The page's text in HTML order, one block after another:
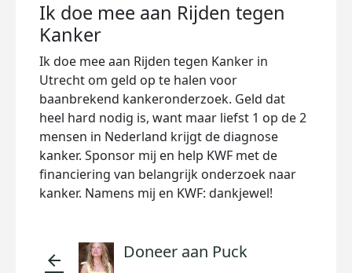
Ik doe mee aan Rijden tegen
Kanker
Ik doe mee aan Rijden tegen Kanker in
Utrecht om geld op te halen voor
baanbrekend kankeronderzoek. Geld dat
heel hard nodig is, want maar liefst 1 op de 2
mensen in Nederland krijgt de diagnose
kanker. Sponsor mij en help KWF met de
financiering van belangrijk onderzoek naar
kanker. Namens mij en KWF: dankjewel!
arrow_back Doneer aan Puck